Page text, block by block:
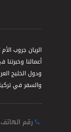
أعمالنا
ودول الخليج
والسفر في
رقم